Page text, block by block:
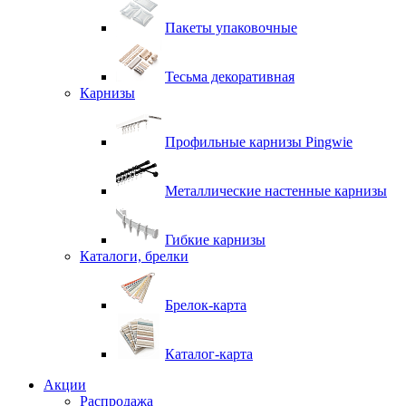
Пакеты упаковочные
Тесьма декоративная
Карнизы
Профильные карнизы Pingwie
Металлические настенные карнизы
Гибкие карнизы
Каталоги, брелки
Брелок-карта
Каталог-карта
Акции
Распродажа